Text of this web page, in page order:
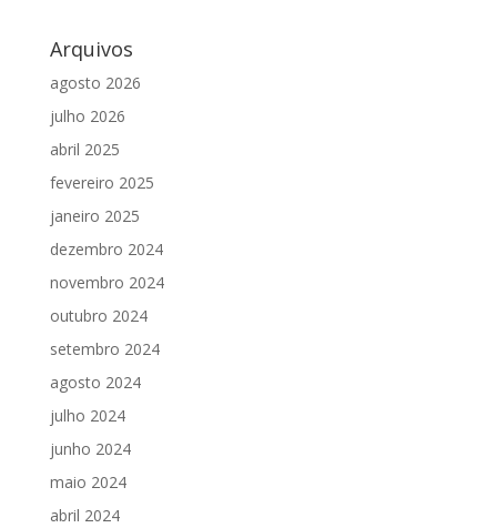
Arquivos
agosto 2026
julho 2026
abril 2025
fevereiro 2025
janeiro 2025
dezembro 2024
novembro 2024
outubro 2024
setembro 2024
agosto 2024
julho 2024
junho 2024
maio 2024
abril 2024